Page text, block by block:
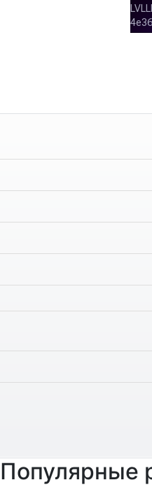
Популярные